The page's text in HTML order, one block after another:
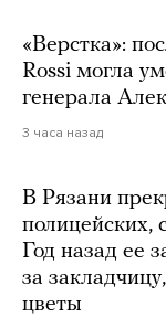
«Верстка»:
Rossi могла
генерала
3 часа назад
В Рязани
полицейских,
Год назад ее
за
цветы